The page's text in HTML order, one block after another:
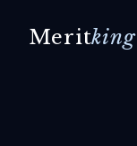
Meritking